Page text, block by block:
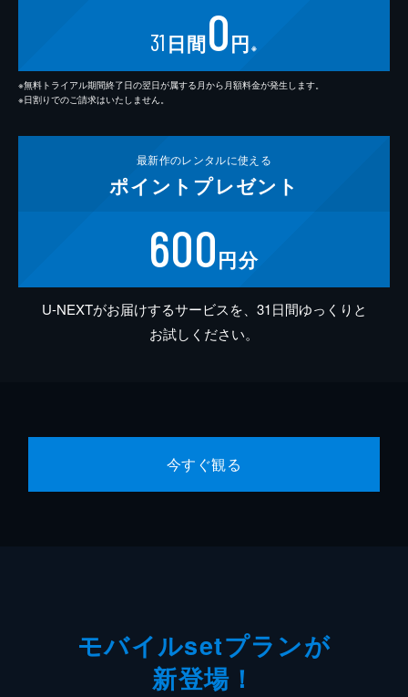
31 日間0円 ※
※無料トライアル期間終了日の翌日が属する月から月額料金が発生します。
※日割りでのご請求はいたしません。
最新作のレンタルに使える
ポイント プレゼント
600円分
U-NEXTがお届けするサービスを、31日間ゆっくりと
お試しください。
今すぐ観る
モバイルsetプランが
新登場！